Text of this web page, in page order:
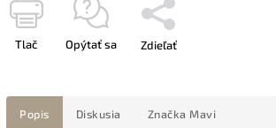
Tlač Opýtať sa Zdieľať
Popis Diskusia Značka Mavi